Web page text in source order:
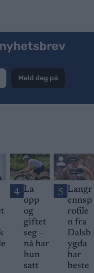
Meld deg på
4 La
opp
og
giftet
seg –
nå har
hun
satt
5 Langr
ennsp
rofile
n fra
Dalsb
ygda
har
beste